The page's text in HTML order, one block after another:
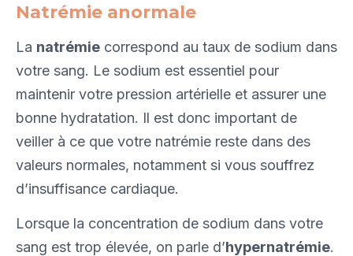
Natrémie anormale
La natrémie correspond au taux de sodium dans
votre sang. Le sodium est essentiel pour
maintenir votre pression artérielle et assurer une
bonne hydratation. Il est donc important de
veiller à ce que votre natrémie reste dans des
valeurs normales, notamment si vous souffrez
d’insuffisance cardiaque.
Lorsque la concentration de sodium dans votre
sang est trop élevée, on parle d’hypernatrémie.